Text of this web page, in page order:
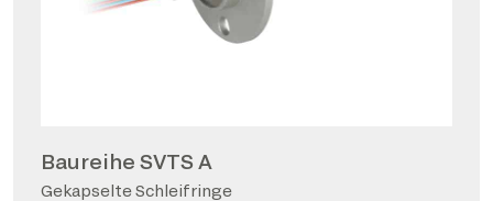
Baureihe SVTS A
Gekapselte Schleifringe